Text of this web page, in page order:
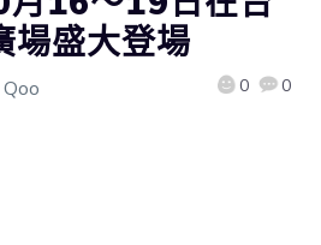
場盛大登場
Qoo 0 0